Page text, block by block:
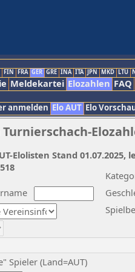
FIN FRA GER GRE INA ITA JPN MKD LTU
Meldekartei Elozahlen FAQ
anmelden Elo AUT Elo
Spieler (Land=AUT)
Elolisten Stand